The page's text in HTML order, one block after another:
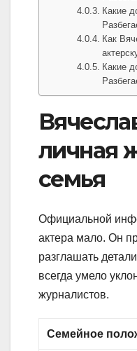
Какие
Как
Какие
личная
семья
Официальной
актера мало. Он
разглашать
всегда умело
журналистов.
Семейное